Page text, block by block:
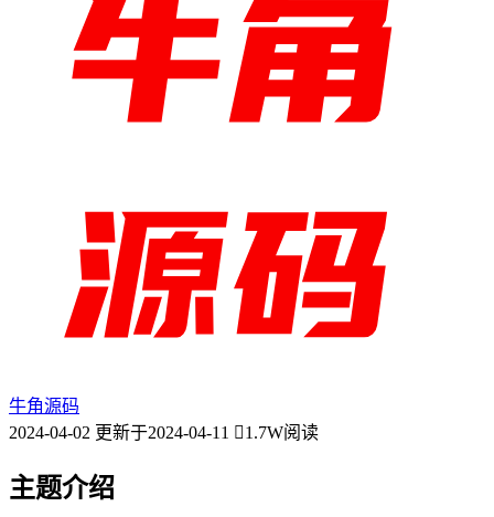
牛角源码
2024-04-02 更新于2024-04-11 1.7W阅读
主题介绍